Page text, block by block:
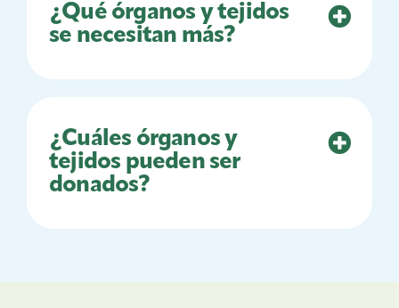
¿Qué órganos y tejidos
se necesitan más?
¿Cuáles órganos y
tejidos pueden ser
donados?